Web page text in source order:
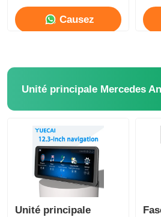
Causez
Unité principale Mercedes
Unité principale